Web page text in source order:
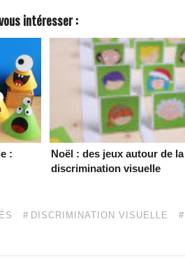
intéresser :
:
Noël : des jeux autour de la
discrimination visuelle
DISCRIMINATION VISUELLE